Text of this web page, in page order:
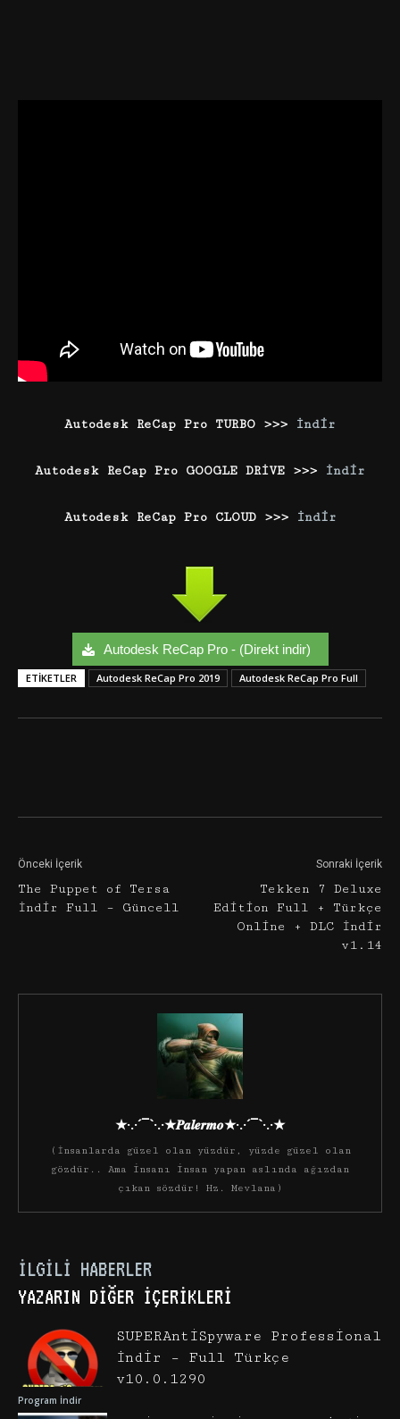
Autodesk ReCap Pro TURBO >>> İndir
Autodesk ReCap Pro GOOGLE DRİVE >>> İndir
Autodesk ReCap Pro CLOUD >>> İndir
Autodesk ReCap Pro - (Direkt indir)
ETIKETLER Autodesk ReCap Pro 2019 Autodesk ReCap Pro Full
Önceki İçerik
The Puppet of Tersa
İndir Full – Güncell
Sonraki İçerik
Tekken 7 Deluxe
Edition Full + Türkçe
Online + DLC İndir
v1.14
★·.·´¯`·.·★𝑷𝒂𝒍𝒆𝒓𝒎𝒐★·.·´¯`·.·★
(İnsanlarda güzel olan yüzdür, yüzde güzel olan
gözdür.. Ama insanı insan yapan aslında ağızdan
çıkan sözdür! Hz. Mevlana)
İLGILI HABERLER
YAZARIN DIĞER İÇERIKLERI
Program İndir
SUPERAntiSpyware Professional
İndir – Full Türkçe
v10.0.1290